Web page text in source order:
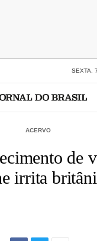
SEXTA,
ACERVO
de
irrita